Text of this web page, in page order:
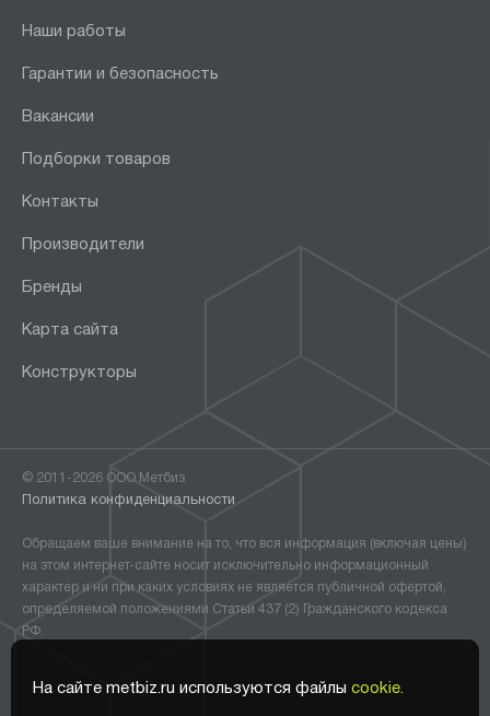
На сайте metbiz.ru используются файлы cookie.
Наши работы
Гарантии и безопасность
Вакансии
Подборки товаров
Контакты
Производители
Бренды
Карта сайта
Конструкторы
© 2011-2026 ООО Метбиз
Политика конфиденциальности
Обращаем ваше внимание на то, что вся информация (включая цены)
на этом интернет-сайте носит исключительно информационный
характер и ни при каких условиях не является публичной офертой,
определяемой положениями Статьи 437 (2) Гражданского кодекса
РФ.